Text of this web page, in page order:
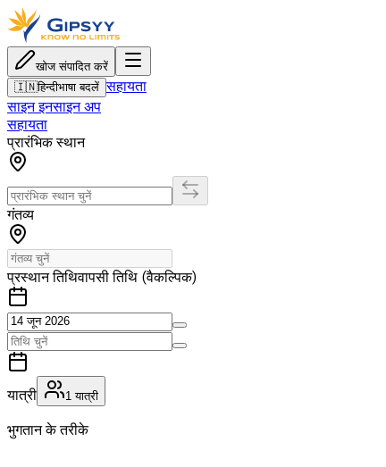
खोज संपादित करें
🇮🇳हिन्दीभाषा बदलें सहायता
साइन इनसाइन अप
सहायता
प्रारंभिक स्थान
गंतव्य
प्रस्थान तिथिवापसी तिथि (वैकल्पिक)
यात्री 1 यात्री
भुगतान के तरीके